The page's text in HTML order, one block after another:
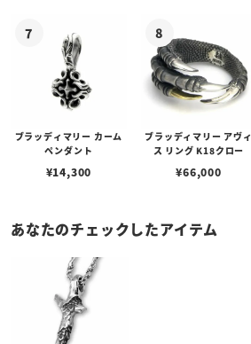
ブラッディマリー カーム
ペンダント
¥14,300
ブラッディマリー アヴィ
ス リング K18クロー
¥66,000
あなたのチェックしたアイテム